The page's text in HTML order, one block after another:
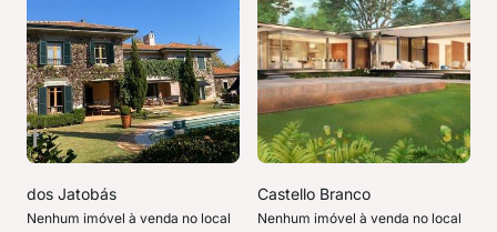
dos Jatobás
Nenhum imóvel à venda no local
Castello Branco
Nenhum imóvel à venda no local